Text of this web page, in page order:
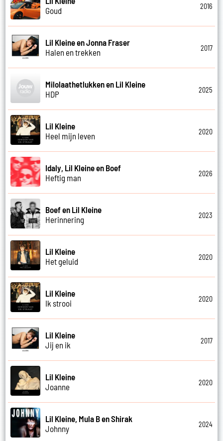
Goud
2016
Lil Kleine en Jonna Fraser
Halen en trekken
2017
Milolaathetlukken en Lil Kleine
HDP
2025
Lil Kleine
Heel mijn leven
2020
Idaly, Lil Kleine en Boef
Heftig man
2026
Boef en Lil Kleine
Herinnering
2023
Lil Kleine
Het geluid
2020
Lil Kleine
Ik strooi
2020
Lil Kleine
Jij en ik
2017
Lil Kleine
Joanne
2020
Lil Kleine, Mula B en Shirak
Johnny
2024